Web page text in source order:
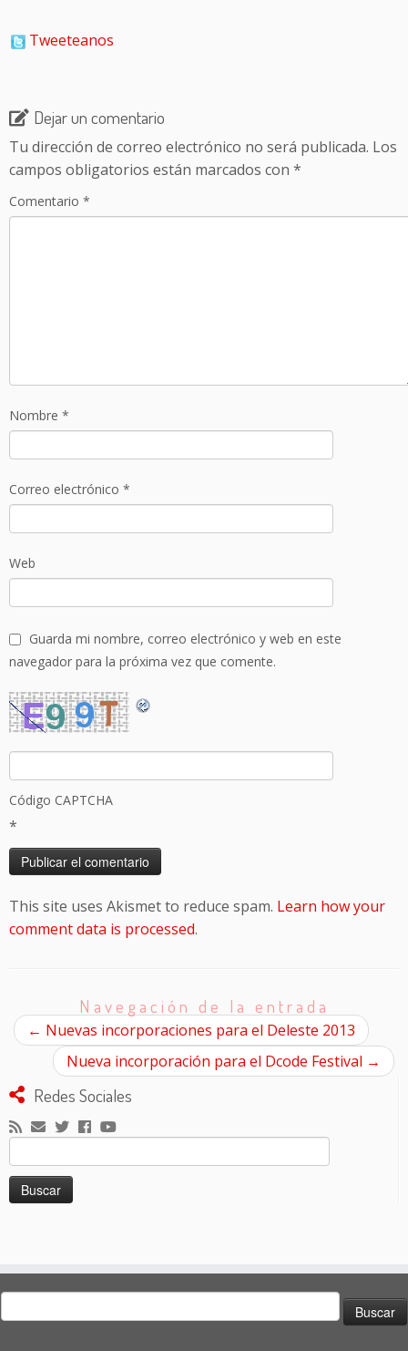
Tweeteanos
Dejar un comentario
Tu dirección de correo electrónico no será publicada. Los
campos obligatorios están marcados con *
Comentario *
Nombre *
Correo electrónico *
Web
Guarda mi nombre, correo electrónico y web en este
navegador para la próxima vez que comente.
Código CAPTCHA
*
This site uses Akismet to reduce spam. Learn how your
comment data is processed.
Navegación de la entrada
← Nuevas incorporaciones para el Deleste 2013
Nueva incorporación para el Dcode Festival →
Redes Sociales
Buscar:
Buscar: